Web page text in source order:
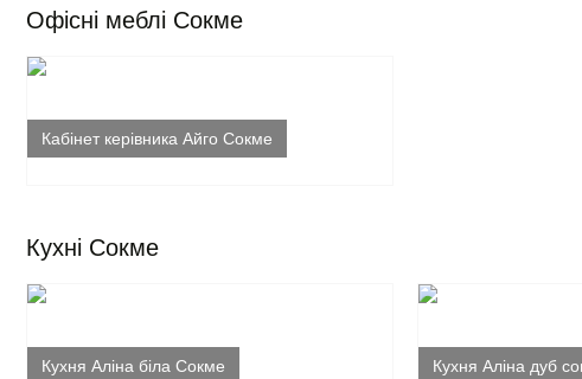
Офісні меблі Сокме
Кабінет керівника Айго Сокме
Кухні Сокме
Кухня Аліна біла Сокме Кухня Аліна дуб